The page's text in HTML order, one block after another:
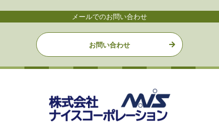
メールでのお問い合わせ
お問い合わせ